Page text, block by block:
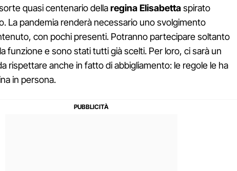
quasi centenario dellaregina Elisabettaspirato
La pandemia renderà necessario uno svolgimento
con pochi presenti. Potranno partecipare soltanto
funzione e sono stati tutti già scelti. Per loro, ci sarà un
rispettare anche in fatto di abbigliamento: le regole le ha
in persona.